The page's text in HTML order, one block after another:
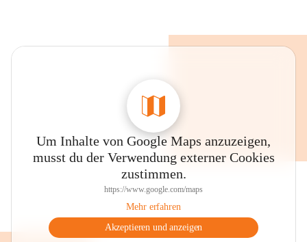
Um Inhalte von Google Maps anzuzeigen,
musst du der Verwendung externer Cookies
zustimmen.
https://www.google.com/maps
Mehr erfahren
Akzeptieren und anzeigen